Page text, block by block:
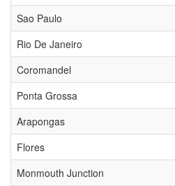
Sao Paulo
Rio De Janeiro
Coromandel
Ponta Grossa
Arapongas
Flores
Monmouth Junction